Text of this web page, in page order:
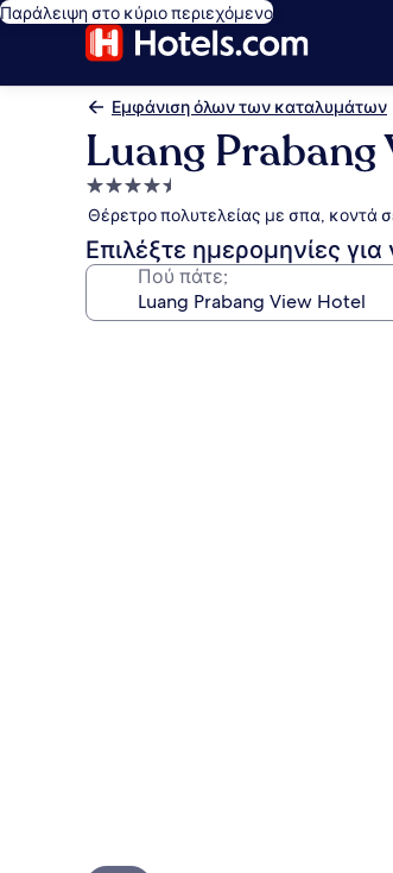
Παράλειψη στο κύριο περιεχόμενο
Εμφάνιση όλων των καταλυμάτων
Luang
Κατάλυμα
με
4.5
αστέρια
Θέρετρο πολυτελείας με σπα, κοντά
Επιλέξτε ημερομηνίες για
Πού πάτε;